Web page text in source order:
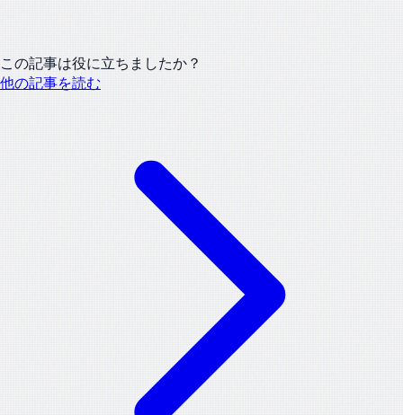
この記事は役に立ちましたか？
他の記事を読む